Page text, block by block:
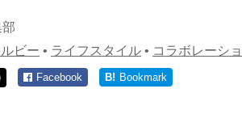
ビー • ライフスタイル • コラボレーシ
Facebook B! Bookmark